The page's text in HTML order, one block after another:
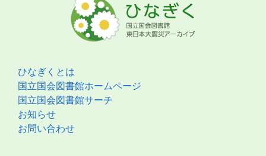
ひなぎくとは
国立国会図書館ホームページ
国立国会図書館サーチ
お知らせ
お問い合わせ